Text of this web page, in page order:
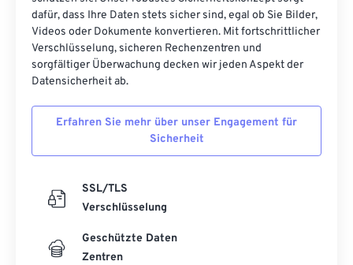
dafür, dass Ihre Daten stets sicher sind, egal ob Sie Bilder,
Videos oder Dokumente konvertieren. Mit fortschrittlicher
Verschlüsselung, sicheren Rechenzentren und
sorgfältiger Überwachung decken wir jeden Aspekt der
Datensicherheit ab.
Erfahren Sie mehr über unser Engagement für
Sicherheit
SSL/TLS
Verschlüsselung
Geschützte Daten
Zentren